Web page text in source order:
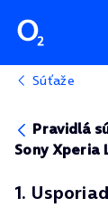
Súťaže
Pravidlá
Sony Xperia
1.